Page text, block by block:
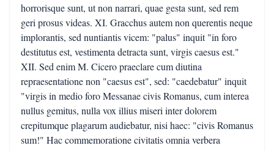
horrorisque sunt, ut non narrari, quae gesta sunt, sed rem
geri prosus videas. XI. Gracchus autem non querentis neque
implorantis, sed nuntiantis vicem: "palus" inquit "in foro
destitutus est, vestimenta detracta sunt, virgis caesus est."
XII. Sed enim M. Cicero praeclare cum diutina
repraesentatione non "caesus est", sed: "caedebatur" inquit
"virgis in medio foro Messanae civis Romanus, cum interea
nullus gemitus, nulla vox illius miseri inter dolorem
crepitumque plagarum audiebatur, nisi haec: "civis Romanus
sum!" Hac commemoratione civitatis omnia verbera